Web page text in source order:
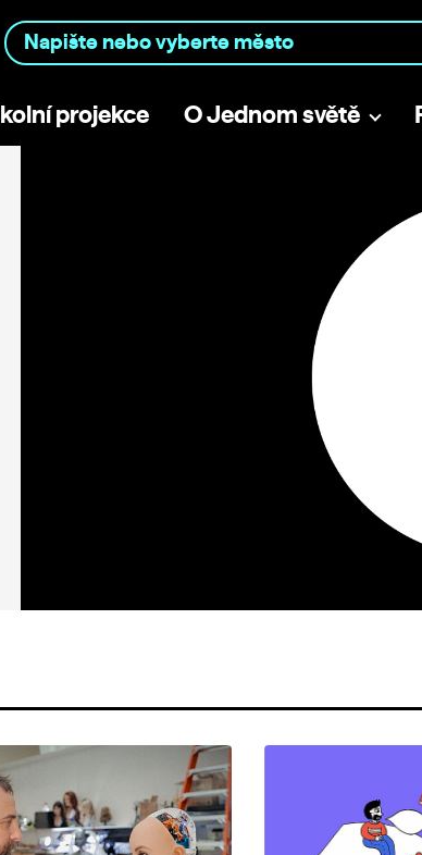
projekce O Jednom světě